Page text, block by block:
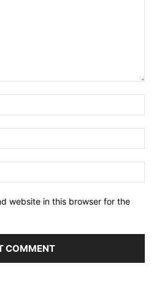
website in this browser for the